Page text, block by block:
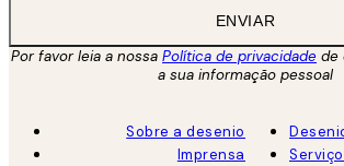
ENVIAR
Por favor leia a nossa Política de privacidade de
a sua informação pessoal
Sobre a desenio
Imprensa